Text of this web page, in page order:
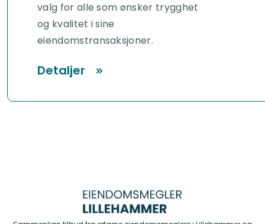
valg for alle som ønsker trygghet
og kvalitet i sine
eiendomstransaksjoner.
Detaljer